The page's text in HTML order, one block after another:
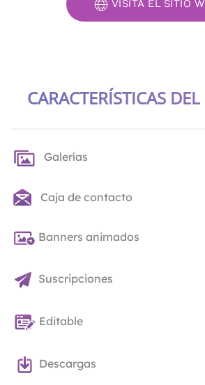
VISITA EL SITIO
CARACTERÍSTICAS
Galerías
Caja de contacto
Banners animados
Suscripciones
Editable
Descargas